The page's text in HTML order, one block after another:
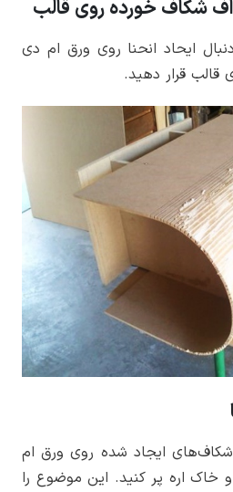
ایحاد انحنا روی ورق ام دی
قالب قرار دهید.
شکاف‌های ایجاد شده روی ورق ام
اره پر کنید. این موضوع را